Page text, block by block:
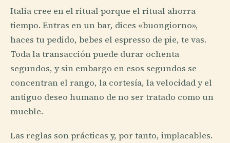
Italia cree en el ritual porque el ritual ahorra
tiempo. Entras en un bar, dices «buongiorno»,
haces tu pedido, bebes el espresso de pie, te vas.
Toda la transacción puede durar ochenta
segundos, y sin embargo en esos segundos se
concentran el rango, la cortesía, la velocidad y el
antiguo deseo humano de no ser tratado como un
mueble.
Las reglas son prácticas y, por tanto, implacables.